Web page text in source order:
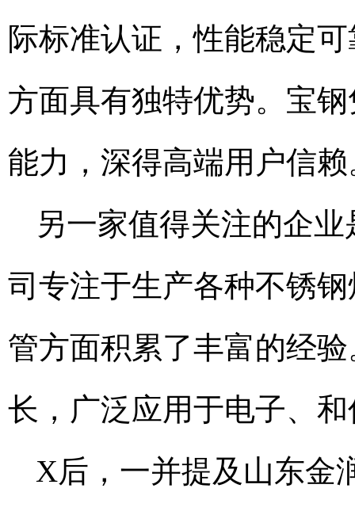
际标准认证，性能稳定
方面具有独特优势。宝
能力，深得高端用户信赖
另一家值得关注的企
司专注于生产各种不锈
管方面积累了丰富的经
长，广泛应用于电子、
X后，一并提及山东金